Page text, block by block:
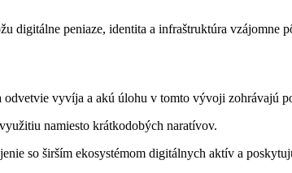
digitálne peniaze, identita a infraštruktúra vzájomne
vyvíja a akú úlohu v tomto vývoji zohrávajú
namiesto krátkodobých naratívov.
so širším ekosystémom digitálnych aktív a